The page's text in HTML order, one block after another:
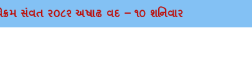
સંવત ર૦૮૨ અષાઢ વદ – ૧૦ શનિવાર